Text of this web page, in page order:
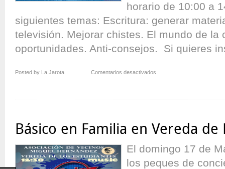
horario de 10:00 a
siguientes temas: Escritura: generar
televisión. Mejorar chistes. El mundo de la
oportunidades. Anti-consejos. Si quieres
Posted by La Jarota Comentarios desactivados
de
David
Básico en Familia en Vereda de
El domingo 17 de
los peques de